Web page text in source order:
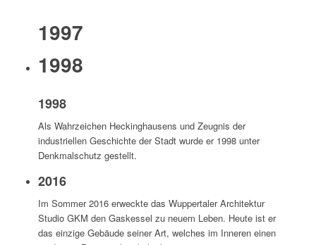
1997
1998
1998
Als Wahrzeichen Heckinghausens und Zeugnis der
industriellen Geschichte der Stadt wurde er 1998 unter
Denkmalschutz gestellt.
2016
Im Sommer 2016 erweckte das Wuppertaler Architektur
Studio GKM den Gaskessel zu neuem Leben. Heute ist er
das einzige Gebäude seiner Art, welches im Inneren einen